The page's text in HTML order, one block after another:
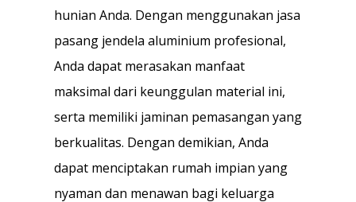
hunian Anda. Dengan menggunakan jasa
pasang jendela aluminium profesional,
Anda dapat merasakan manfaat
maksimal dari keunggulan material ini,
serta memiliki jaminan pemasangan yang
berkualitas. Dengan demikian, Anda
dapat menciptakan rumah impian yang
nyaman dan menawan bagi keluarga